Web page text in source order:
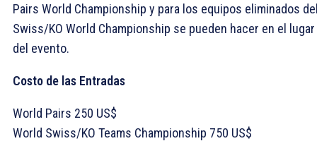
Pairs World Championship y para los equipos eliminados
Swiss/KO World Championship se pueden hacer en el lugar
del evento.
Costo de las Entradas
World Pairs 250 US$
World Swiss/KO Teams Championship 750 US$